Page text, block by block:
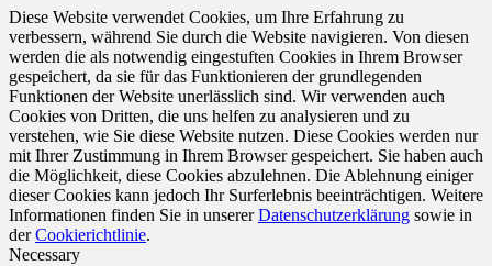
Diese Website verwendet Cookies, um Ihre Erfahrung zu
verbessern, während Sie durch die Website navigieren. Von diesen
werden die als notwendig eingestuften Cookies in Ihrem Browser
gespeichert, da sie für das Funktionieren der grundlegenden
Funktionen der Website unerlässlich sind. Wir verwenden auch
Cookies von Dritten, die uns helfen zu analysieren und zu
verstehen, wie Sie diese Website nutzen. Diese Cookies werden nur
mit Ihrer Zustimmung in Ihrem Browser gespeichert. Sie haben auch
die Möglichkeit, diese Cookies abzulehnen. Die Ablehnung einiger
dieser Cookies kann jedoch Ihr Surferlebnis beeinträchtigen. Weitere
Informationen finden Sie in unsererDatenschutzerklärung sowie in
derCookierichtlinie.
Necessary